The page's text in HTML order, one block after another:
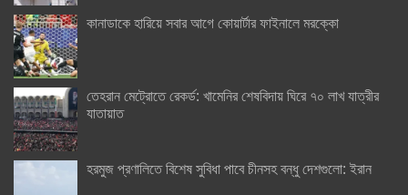
কানাডাকে হারিয়ে সবার আগে কোয়ার্টার ফাইনালে মরক্কো
তেহরান মেট্রোতে রেকর্ড: খামেনির শেষবিদায় ঘিরে ৭০ লাখ যাত্রীর
যাতায়াত
হরমুজ প্রণালিতে বিশেষ সুবিধা পাবে চীনসহ বন্ধু দেশগুলো: ইরান